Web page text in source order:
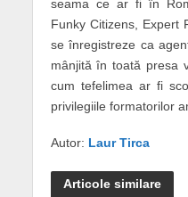
seama ce ar fi în
Funky Citizens, Expert
se înregistreze ca
mânjită în toată presa
cum tefelimea ar fi
privilegiile formatorilor
Autor: Laur Tirca
Articole similare